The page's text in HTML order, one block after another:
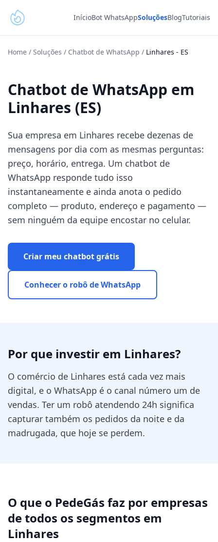
InícioBot WhatsAppSoluçõesBlogTutoriais
Home / Soluções / Chatbot de WhatsApp / Linhares - ES
Chatbot de WhatsApp em
Linhares (ES)
Sua empresa em Linhares recebe dezenas de
mensagens por dia com as mesmas perguntas:
preço, horário, entrega. Um chatbot de
WhatsApp responde tudo isso
instantaneamente e ainda anota o pedido
completo — produto, endereço e pagamento —
sem ninguém da equipe encostar no celular.
Criar meu chatbot grátis
Conhecer o robô de WhatsApp
Por que investir em Linhares?
O comércio de Linhares está cada vez mais
digital, e o WhatsApp é o canal número um de
vendas. Ter um robô atendendo 24h significa
capturar também os pedidos da noite e da
madrugada, que hoje se perdem.
O que o PedeGás faz por empresas
de todos os segmentos em
Linhares